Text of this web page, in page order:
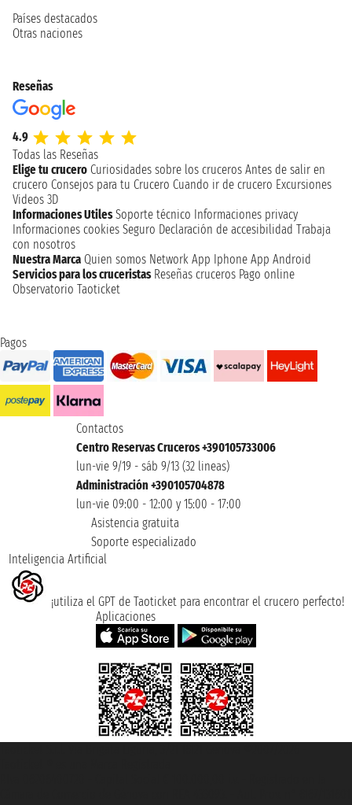
Países destacados
Otras naciones
Reseñas
4.9
Todas las Reseñas
Elige tu crucero Curiosidades sobre los cruceros Antes de salir en
crucero Consejos para tu Crucero Cuando ir de crucero Excursiones
Videos 3D
Informaciones Utiles Soporte técnico Informaciones privacy
Informaciones cookies Seguro Declaración de accesibilidad Trabaja
con nosotros
Nuestra Marca Quien somos Network App Iphone App Android
Servicios para los cruceristas Reseñas cruceros Pago online
Observatorio Taoticket
Pagos
Contactos
Centro Reservas Cruceros +390105733006
lun-vie 9/19 - sáb 9/13 (32 lineas)
Administración +390105704878
lun-vie 09:00 - 12:00 y 15:00 - 17:00
Asistencia gratuita
Soporte especializado
Inteligencia Artificial
¡utiliza el GPT de Taoticket para encontrar el crucero perfecto!
Aplicaciones